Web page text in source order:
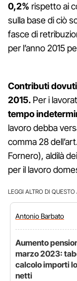
0,2% rispetto ai
sulla base di ciò
fasce di
per l’anno 2015
Contributi dovuti
2015. Per i
tempo
lavoro debba
comma 28
Fornero), aldilà
per il lavoro
LEGGI ALTRO DI QUESTO
AntonioBarbato
Aumento
marzo 2023:
calcolo importi
netti